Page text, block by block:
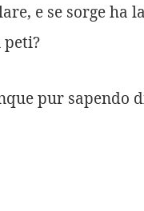
e se sorge ha
peti?
pur sapendo